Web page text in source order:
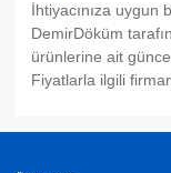
İhtiyacınıza uygun
DemirDöküm
ürünlerine ait
Fiyatlarla ilgili